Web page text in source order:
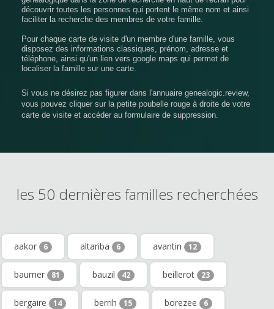
découvrir toutes les personnes qui portent le même nom et ainsi
faciliter la recherche des membres de votre famille.
Pour chaque carte de visite d'un membre d'une famille, vous
disposez des informations classiques, prénom, adresse et
téléphone, ainsi qu'un lien vers google maps qui permet de
localiser la famille sur une carte.
Si vous ne désirez pas figurer dans l'annuaire genealogic.review,
vous pouvez cliquer sur la petite poubelle rouge à droite de votre
carte de visite et accéder au formulaire de suppression.
les 50 dernières familles recherchées
aakor 6 altariba 6 avantin 12
baumer 81 bauzil 42 beillerot 23
bergaire 14 berrih 15 borezee 6